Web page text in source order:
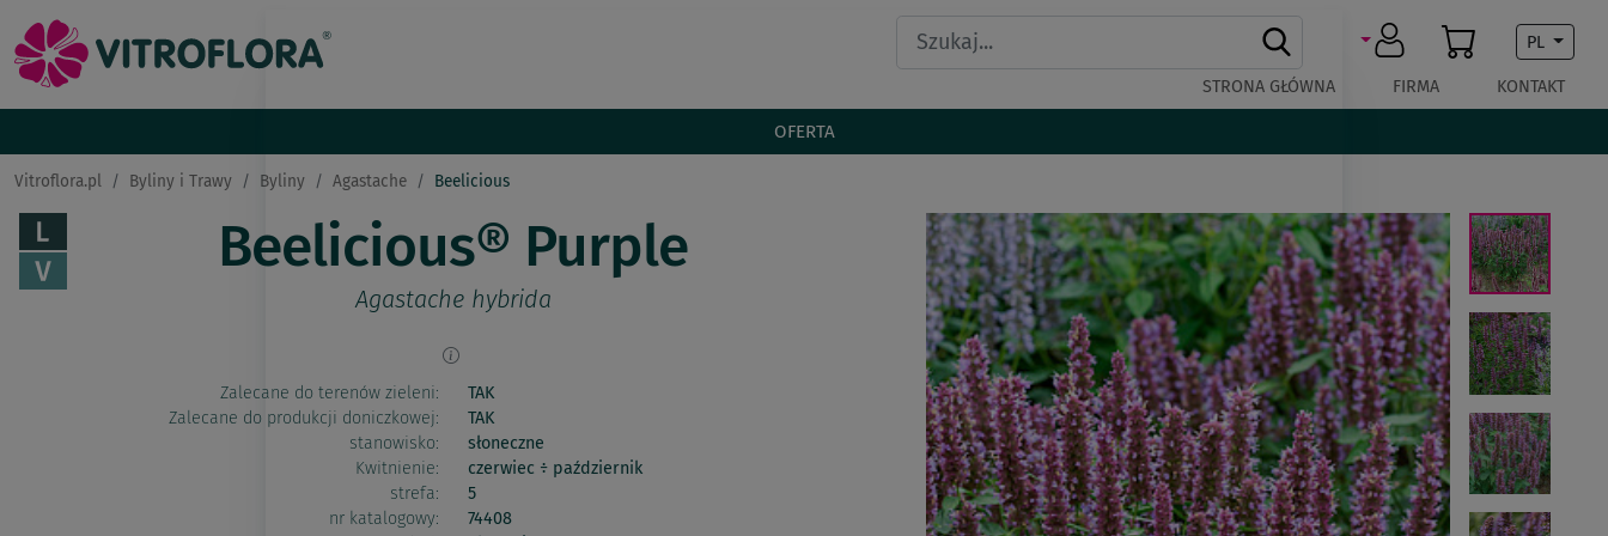
PL
STRONA GŁÓWNA FIRMA KONTAKT
OFERTA
Vitroflora.pl Byliny i Trawy Byliny Agastache Beelicious
Beelicious® Purple
Agastache hybrida
Zalecane do terenów zieleni:
TAK
Zalecane do produkcji doniczkowej:
TAK
stanowisko:
słoneczne
Kwitnienie:
czerwiec ÷ październik
strefa:
5
nr katalogowy:
74408